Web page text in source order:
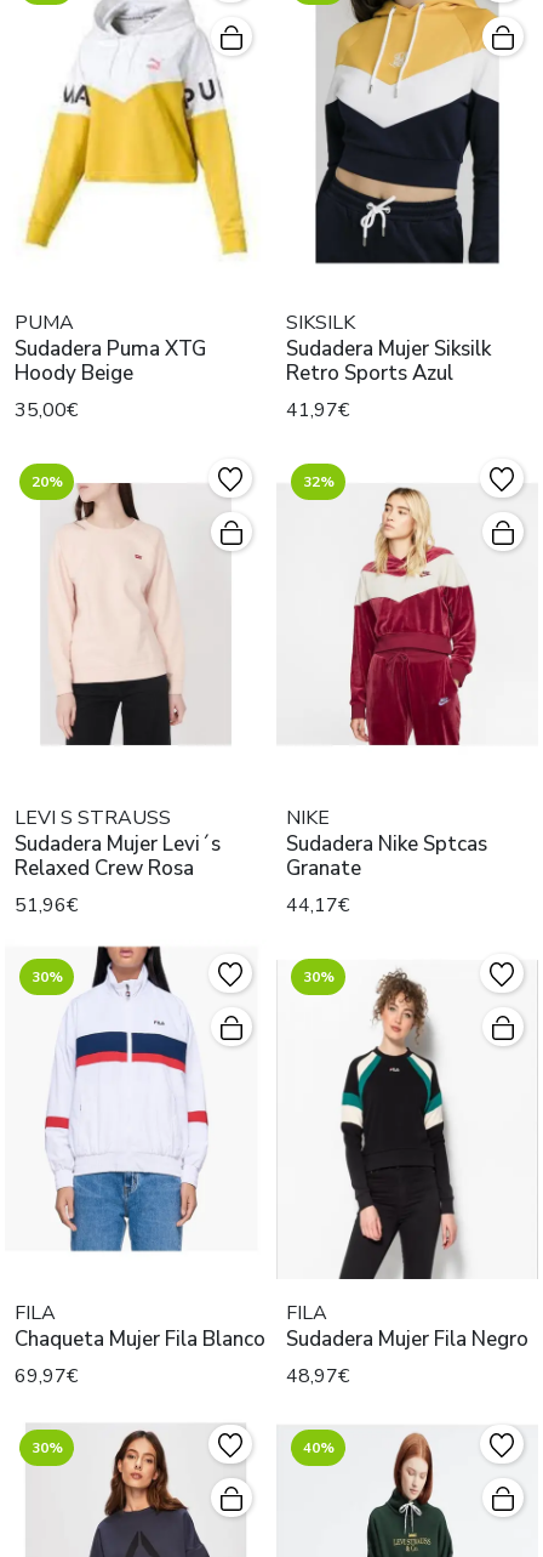
PUMA
Sudadera Puma XTG
Hoody Beige
35,00€
SIKSILK
Sudadera Mujer Siksilk
Retro Sports Azul
41,97€
20%
LEVI S STRAUSS
Sudadera Mujer Levi´s
Relaxed Crew Rosa
51,96€
32%
NIKE
Sudadera Nike Sptcas
Granate
44,17€
30%
FILA
Chaqueta Mujer Fila Blanco
69,97€
30%
FILA
Sudadera Mujer Fila Negro
48,97€
30% 40%